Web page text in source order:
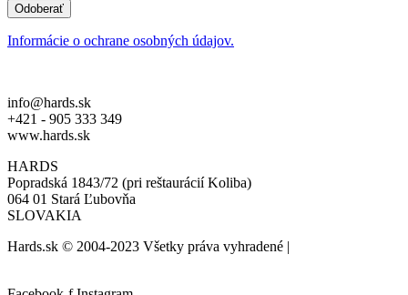
Odoberať
Informácie o ochrane osobných údajov.
info@hards.sk
+421 - 905 333 349
www.hards.sk
HARDS
Popradská 1843/72 (pri reštaurácií Koliba)
064 01 Stará Ľubovňa
SLOVAKIA
Hards.sk © 2004-2023 Všetky práva vyhradené |